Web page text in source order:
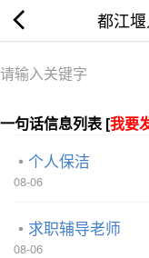
都江
一句话信息列表 [我要
个人保洁
08-06
求职辅导老师
08-06